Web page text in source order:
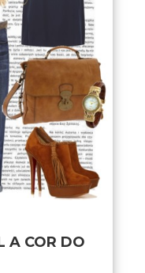
A COR DO